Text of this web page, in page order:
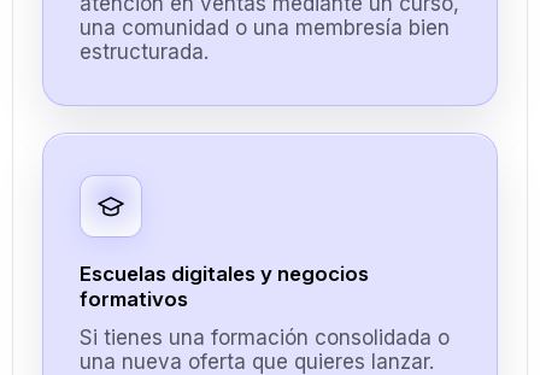
una comunidad o una membresía bien
estructurada.
Escuelas digitales y negocios
formativos
Si tienes una formación consolidada o
una nueva oferta que quieres lanzar.